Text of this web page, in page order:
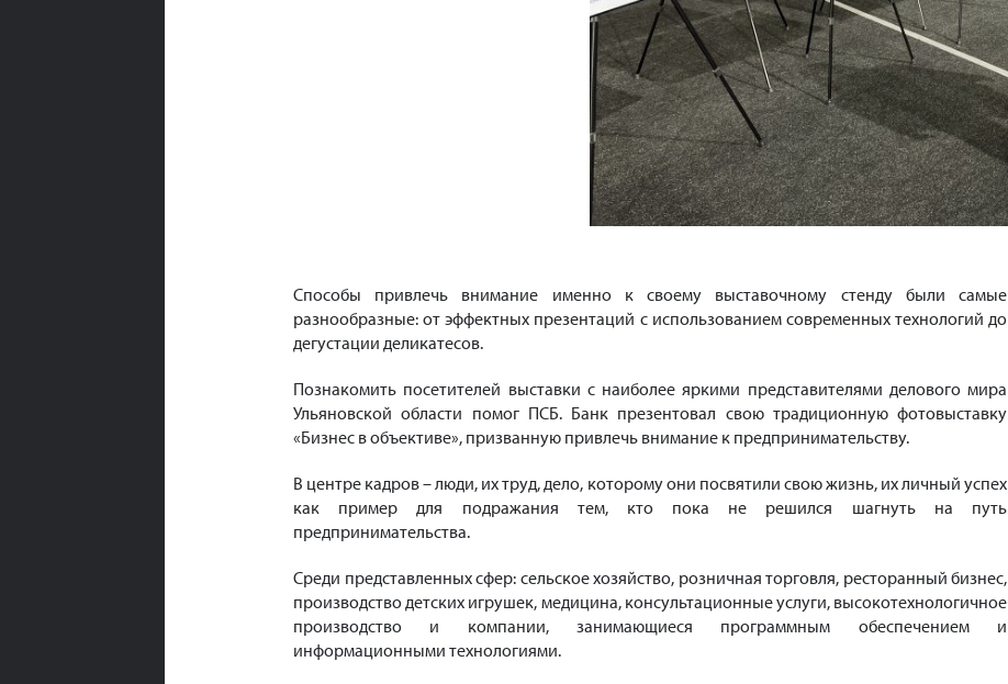
Способы привлечь внимание именно к своему выставочному стенду были самые
разнообразные: от эффектных презентаций с использованием современных технологий до
дегустации деликатесов.
Познакомить посетителей выставки с наиболее яркими представителями делового мира
Ульяновской области помог ПСБ. Банк презентовал свою традиционную фотовыставку
«Бизнес в объективе», призванную привлечь внимание к предпринимательству.
В центре кадров – люди, их труд, дело, которому они посвятили свою жизнь, их личный успех
как пример для подражания тем, кто пока не решился шагнуть на путь
предпринимательства.
Среди представленных сфер: сельское хозяйство, розничная торговля, ресторанный бизнес,
производство детских игрушек, медицина, консультационные услуги, высокотехнологичное
производство и компании, занимающиеся программным обеспечением и
информационными технологиями.